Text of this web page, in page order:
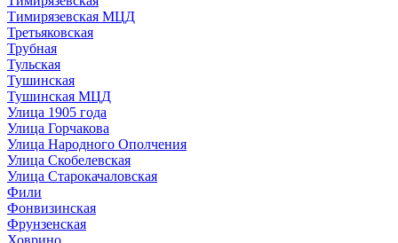
Тимирязевская МЦД
Третьяковская
Трубная
Тульская
Тушинская
Тушинская МЦД
Улица 1905 года
Улица Горчакова
Улица Народного Ополчения
Улица Скобелевская
Улица Старокачаловская
Фили
Фонвизинская
Фрунзенская
Ховрино